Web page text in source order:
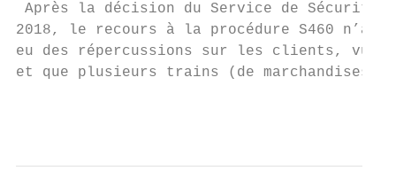
Après la décision du Service de Sécurité
2018, le recours à la procédure S460
eu des répercussions sur les clients, vu
et que plusieurs trains (de marchandises)